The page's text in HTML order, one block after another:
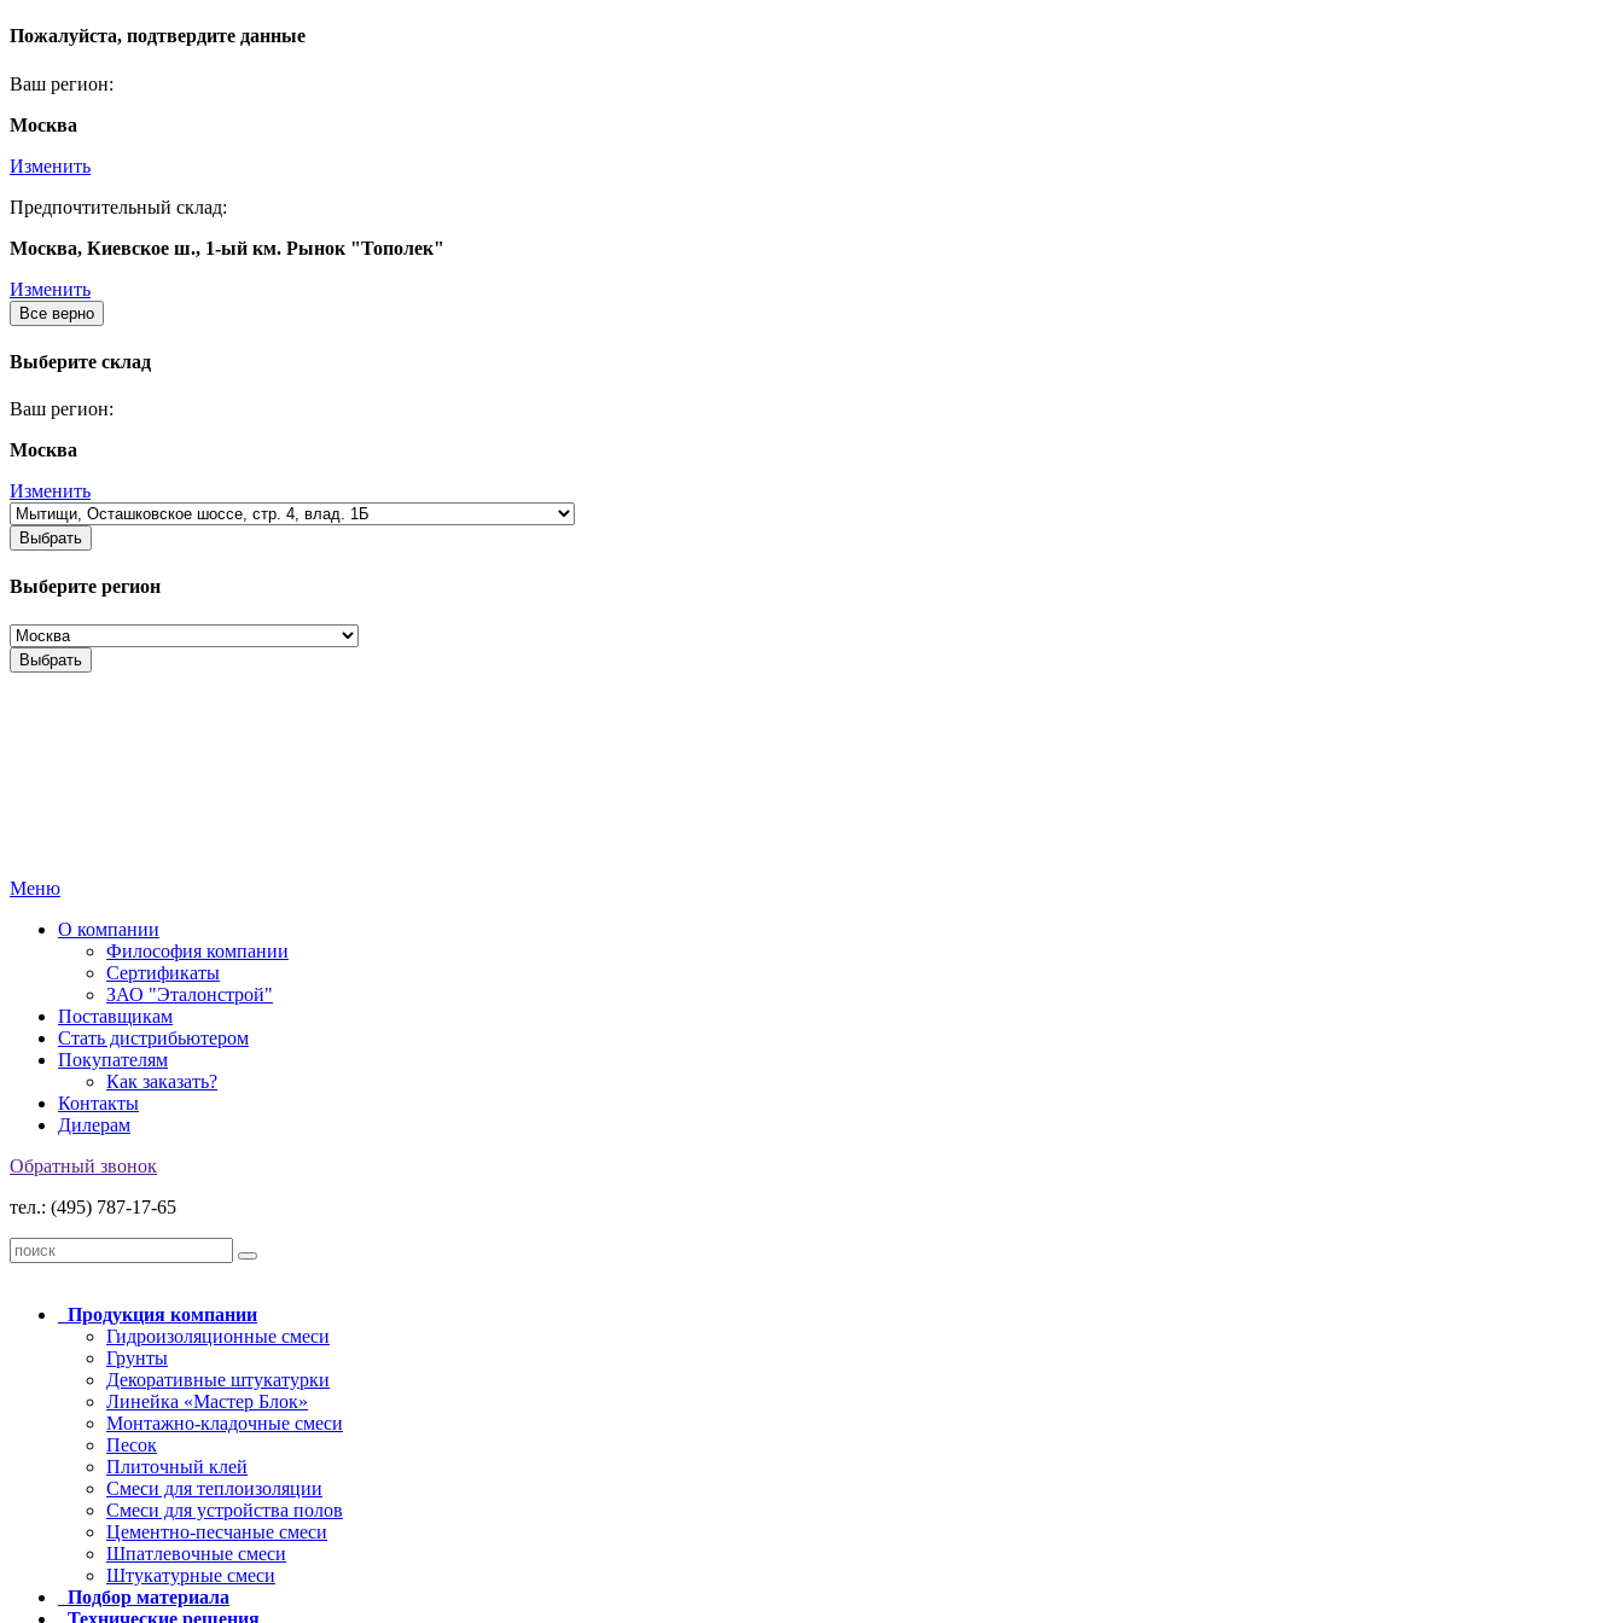
Пожалуйста, подтвердите данные
Ваш регион:
Москва
Изменить
Предпочтительный склад:
Москва, Киевское ш., 1-ый км. Рынок "Тополек"
Изменить
Все верно
Выберите склад
Ваш регион:
Москва
Изменить
Выбрать
Выберите регион
Выбрать
Меню
О компании
Философия компании
Сертификаты
ЗАО "Эталонстрой"
Поставщикам
Стать дистрибьютером
Покупателям
Как заказать?
Контакты
Дилерам
Обратный звонок
тел.: (495) 787-17-65
Продукция компании
Гидроизоляционные смеси
Грунты
Декоративные штукатурки
Линейка «Мастер Блок»
Монтажно-кладочные смеси
Песок
Плиточный клей
Смеси для теплоизоляции
Смеси для устройства полов
Цементно-песчаные смеси
Шпатлевочные смеси
Штукатурные смеси
Подбор материала
Технические решения